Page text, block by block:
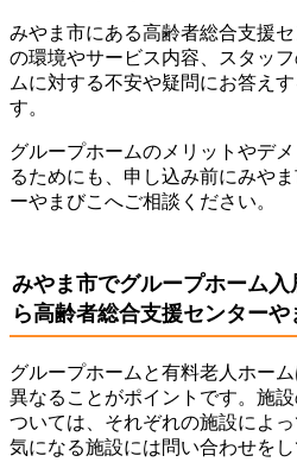
みやま市にある高齢者総合支援
の環境やサービス内容、スタッ
ムに対する不安や疑問にお答え
す。
グループホームのメリットやデ
るためにも、申し込み前にみや
ーやまびこへご相談ください。
みやま市でグループホーム
ら高齢者総合支援センター
グループホームと有料老人ホー
異なることがポイントです。施
ついては、それぞれの施設によ
気になる施設には問い合わせを